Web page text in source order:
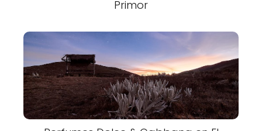
Primor